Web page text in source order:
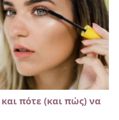
πότε (και πώς) να